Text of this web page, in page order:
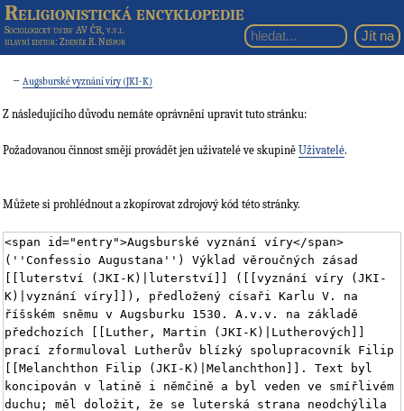
Religionistická encyklopedie
Sociologický ústav AV ČR, v.v.i.
hlavní editor: Zdeněk R. Nešpor
←Augsburské vyznání víry (JKI-K)
Z následujícího důvodu nemáte oprávnění upravit tuto stránku:
Požadovanou činnost smějí provádět jen uživatelé ve skupině Uživatelé.
Můžete si prohlédnout a zkopírovat zdrojový kód této stránky.